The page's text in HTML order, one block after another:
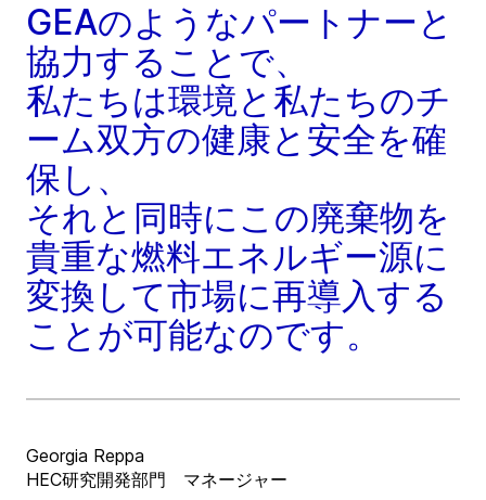
GEAのようなパートナーと
協力することで、
私たちは環境と私たちのチ
ーム双方の健康と安全を確
保し、
それと同時にこの廃棄物を
貴重な燃料エネルギー源に
変換して市場に再導入する
ことが可能なのです。
Georgia Reppa
HEC研究開発部門 マネージャー